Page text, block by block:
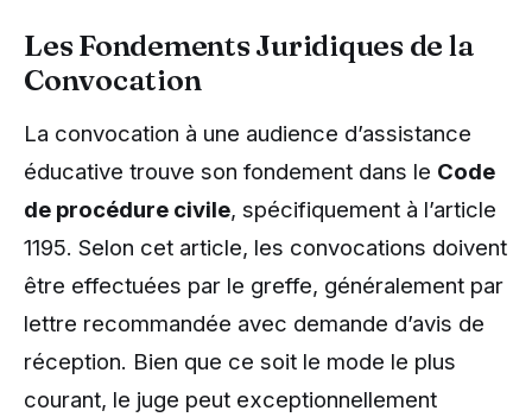
Les Fondements Juridiques de la
Convocation
La convocation à une audience d’assistance
éducative trouve son fondement dans le Code
de procédure civile, spécifiquement à l’article
1195. Selon cet article, les convocations doivent
être effectuées par le greffe, généralement par
lettre recommandée avec demande d’avis de
réception. Bien que ce soit le mode le plus
courant, le juge peut exceptionnellement